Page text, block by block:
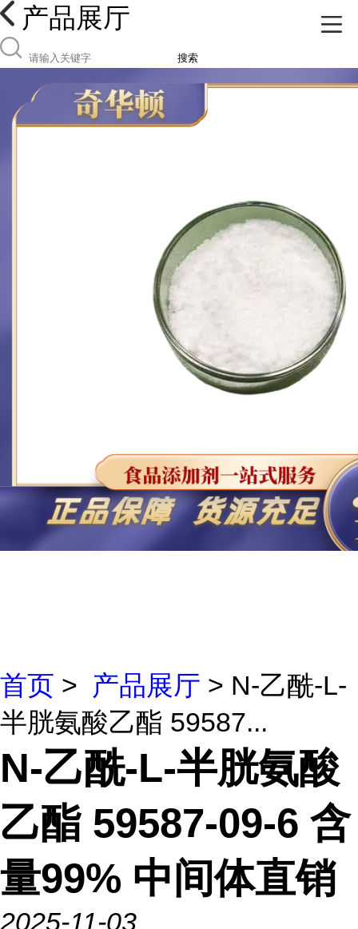
产品展厅
搜索
首页 > 产品展厅 > N-乙酰-L-
半胱氨酸乙酯 59587...
N-乙酰-L-半胱氨酸
乙酯 59587-09-6 含
量99% 中间体直销
2025-11-03